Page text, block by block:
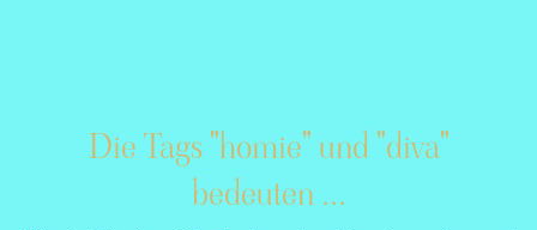
Die Tags "homie" und "diva"
bedeuten ...